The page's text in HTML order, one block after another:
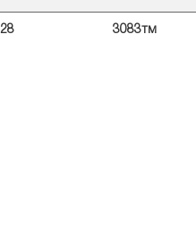
3083тм